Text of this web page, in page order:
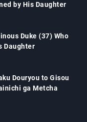
by His Daughter
Duke (37) Who
Daughter
Douryou to Gisou
ga Metcha